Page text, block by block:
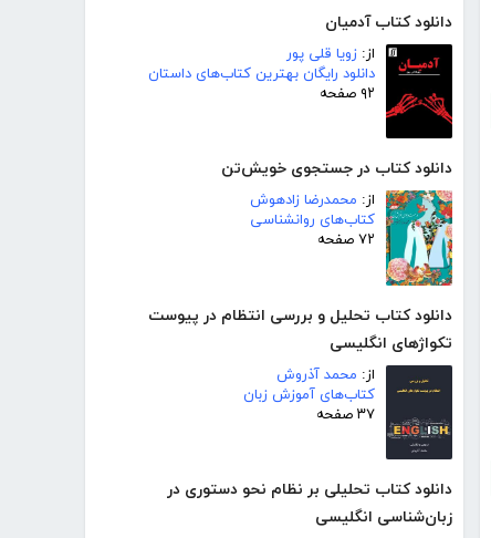
دانلود کتاب آدمیان
از: زویا قلی پور
دانلود رایگان بهترین کتاب‌های داستان
۹۲ صفحه
دانلود کتاب در جستجوی خویش‌تن
از: محمدرضا زادهوش
کتاب‌های روانشناسی
۷۲ صفحه
دانلود کتاب تحلیل و بررسی انتظام در پیوست
تکواژهای انگلیسی
از: محمد آذروش
کتاب‌های آموزش زبان
۳۷ صفحه
دانلود کتاب تحلیلی بر نظام نحو دستوری در
زبان‌شناسی انگلیسی